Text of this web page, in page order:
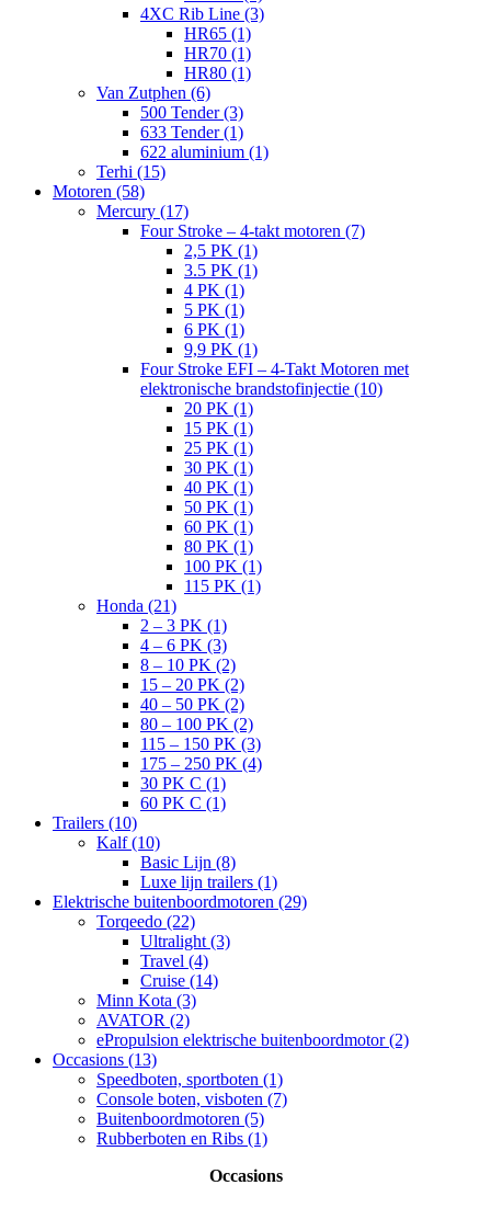
4XC Rib Line (3)
HR65 (1)
HR70 (1)
HR80 (1)
Van Zutphen (6)
500 Tender (3)
633 Tender (1)
622 aluminium (1)
Terhi (15)
Motoren (58)
Mercury (17)
Four Stroke – 4-takt motoren (7)
2,5 PK (1)
3.5 PK (1)
4 PK (1)
5 PK (1)
6 PK (1)
9,9 PK (1)
Four Stroke EFI – 4-Takt Motoren met
elektronische brandstofinjectie (10)
20 PK (1)
15 PK (1)
25 PK (1)
30 PK (1)
40 PK (1)
50 PK (1)
60 PK (1)
80 PK (1)
100 PK (1)
115 PK (1)
Honda (21)
2 – 3 PK (1)
4 – 6 PK (3)
8 – 10 PK (2)
15 – 20 PK (2)
40 – 50 PK (2)
80 – 100 PK (2)
115 – 150 PK (3)
175 – 250 PK (4)
30 PK C (1)
60 PK C (1)
Trailers (10)
Kalf (10)
Basic Lijn (8)
Luxe lijn trailers (1)
Elektrische buitenboordmotoren (29)
Torqeedo (22)
Ultralight (3)
Travel (4)
Cruise (14)
Minn Kota (3)
AVATOR (2)
ePropulsion elektrische buitenboordmotor (2)
Occasions (13)
Speedboten, sportboten (1)
Console boten, visboten (7)
Buitenboordmotoren (5)
Rubberboten en Ribs (1)
Occasions